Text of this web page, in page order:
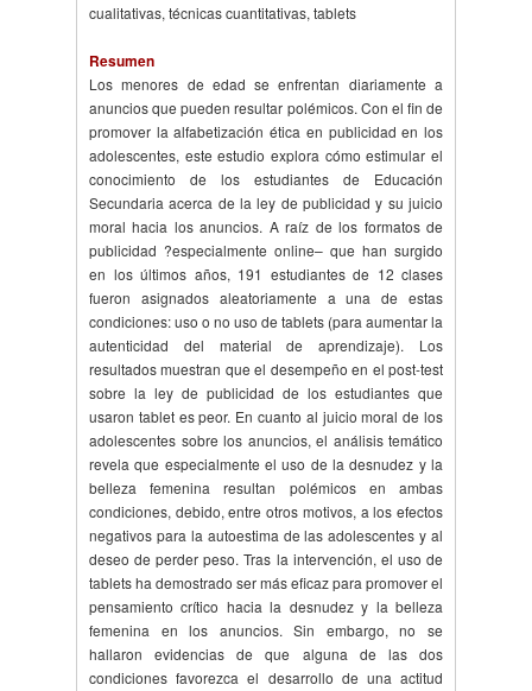
cualitativas, técnicas cuantitativas, tablets
Resumen
Los menores de edad se enfrentan diariamente a
anuncios que pueden resultar polémicos. Con el fin de
promover la alfabetización ética en publicidad en los
adolescentes, este estudio explora cómo estimular el
conocimiento de los estudiantes de Educación
Secundaria acerca de la ley de publicidad y su juicio
moral hacia los anuncios. A raíz de los formatos de
publicidad ?especialmente online– que han surgido
en los últimos años, 191 estudiantes de 12 clases
fueron asignados aleatoriamente a una de estas
condiciones: uso o no uso de tablets (para aumentar la
autenticidad del material de aprendizaje). Los
resultados muestran que el desempeño en el post-test
sobre la ley de publicidad de los estudiantes que
usaron tablet es peor. En cuanto al juicio moral de los
adolescentes sobre los anuncios, el análisis temático
revela que especialmente el uso de la desnudez y la
belleza femenina resultan polémicos en ambas
condiciones, debido, entre otros motivos, a los efectos
negativos para la autoestima de las adolescentes y al
deseo de perder peso. Tras la intervención, el uso de
tablets ha demostrado ser más eficaz para promover el
pensamiento crítico hacia la desnudez y la belleza
femenina en los anuncios. Sin embargo, no se
hallaron evidencias de que alguna de las dos
condiciones favorezca el desarrollo de una actitud